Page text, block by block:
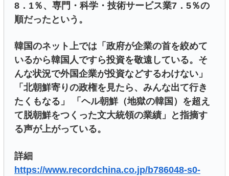
8．1％、専門・科学・技術サービス業7．5％の
順だったという。
韓国のネット上では「政府が企業の首を絞めて
いるから韓国人ですら投資を敬遠している。そ
んな状況で外国企業が投資などするわけない」
「北朝鮮寄りの政権を見たら、みんな出て行き
たくもなる」 「ヘル朝鮮（地獄の韓国）を超え
て脱朝鮮をつくった文大統領の業績」と指摘す
る声が上がっている。
詳細
https://www.recordchina.co.jp/b786048-s0-